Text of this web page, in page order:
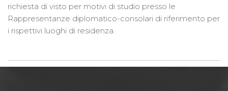
richiesta di visto per motivi di studio presso le
Rappresentanze diplomatico-consolari di riferimento per
i rispettivi luoghi di residenza.